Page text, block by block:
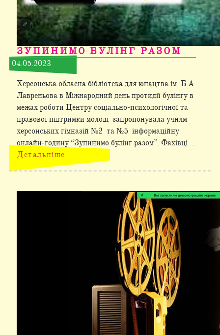
ЗУПИНИМО БУЛІНГ РАЗОМ
04.05.2023
Херсонська обласна бібліотека для юнацтва ім. Б.А.
Лавреньова в Міжнародний день протидії булінгу в
межах роботи Центру соціально-психологічної та
правової підтримки молоді запропонувала учням
херсонських гімназій №2 та №5 інформаційну
онлайн-годину “Зупинимо булінг разом”. Фахівці ...
Детальніше